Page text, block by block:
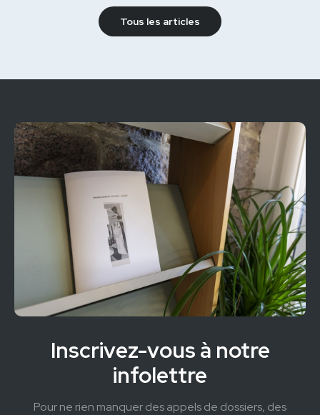
Tous les articles
Inscrivez-vous à notre
infolettre
Pour ne rien manquer des appels de dossiers, des